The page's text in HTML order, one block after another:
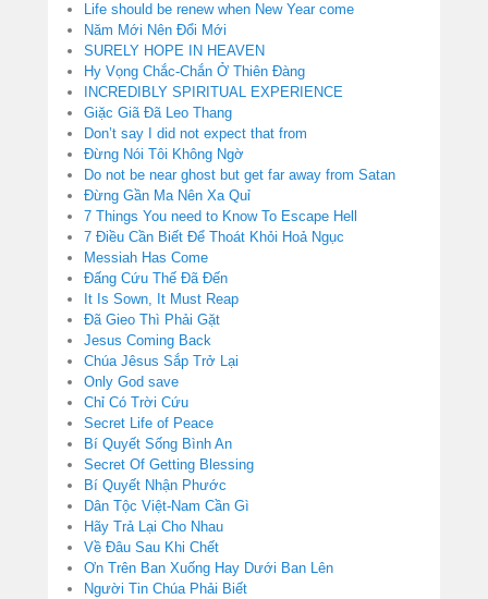
Life should be renew when New Year come
Năm Mới Nên Đổi Mới
SURELY HOPE IN HEAVEN
Hy Vọng Chắc-Chắn Ở Thiên Đàng
INCREDIBLY SPIRITUAL EXPERIENCE
Giặc Giã Đã Leo Thang
Don’t say I did not expect that from
Đừng Nói Tôi Không Ngờ
Do not be near ghost but get far away from Satan
Đừng Gần Ma Nên Xa Quỉ
7 Things You need to Know To Escape Hell
7 Điều Cần Biết Để Thoát Khỏi Hoả Ngục
Messiah Has Come
Đấng Cứu Thế Đã Đến
It Is Sown, It Must Reap
Đã Gieo Thì Phải Gặt
Jesus Coming Back
Chúa Jêsus Sắp Trở Lại
Only God save
Chỉ Có Trời Cứu
Secret Life of Peace
Bí Quyết Sống Bình An
Secret Of Getting Blessing
Bí Quyết Nhận Phước
Dân Tộc Việt-Nam Cần Gì
Hãy Trả Lại Cho Nhau
Về Đâu Sau Khi Chết
Ơn Trên Ban Xuống Hay Dưới Ban Lên
Người Tin Chúa Phải Biết